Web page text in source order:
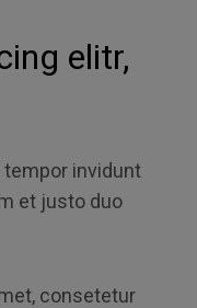
elitr,
invidunt
et justo duo
consetetur